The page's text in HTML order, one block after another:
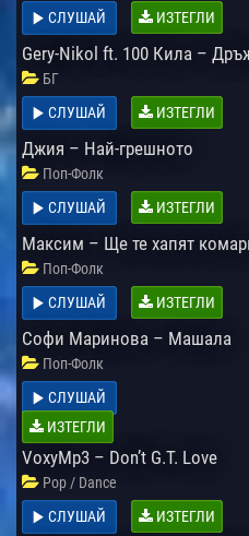
СЛУШАЙ
ИЗТЕГЛИ
Gery-Nikol ft. 100 Кила –
БГ
СЛУШАЙ
ИЗТЕГЛИ
Джия – Най-грешното
Поп-Фолк
СЛУШАЙ
ИЗТЕГЛИ
Максим – Ще те хапят
Поп-Фолк
СЛУШАЙ
ИЗТЕГЛИ
Софи Маринова – Машала
Поп-Фолк
СЛУШАЙ
ИЗТЕГЛИ
VoxyMp3 – Don’t G.T. Love
Pop / Dance
СЛУШАЙ
ИЗТЕГЛИ